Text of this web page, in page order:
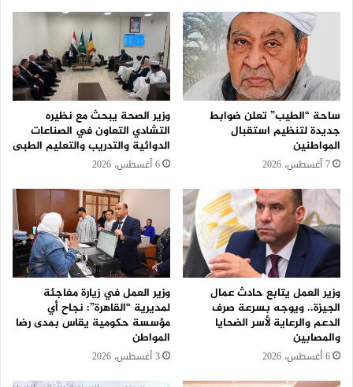
ساحة “الطيب” تعلن ضوابط
جديدة لتنظيم استقبال
المواطنين
7 أغسطس، 2026
وزير الصحة يبحث مع نظيره
التشادي التعاون في الصناعات
الدوائية والتدريب والتعليم الطبى
6 أغسطس، 2026
وزير العمل يتابع حادث عمال
الجيزة.. ويوجه بسرعة صرف
الدعم والرعاية لأسر الضحايا
والمصابين
6 أغسطس، 2026
وزير العمل في زيارة مفاجئة
لمديرية “القاهرة”: نجاح أي
مؤسسة حكومية يقاس بمدى رضا
المواطن
3 أغسطس، 2026